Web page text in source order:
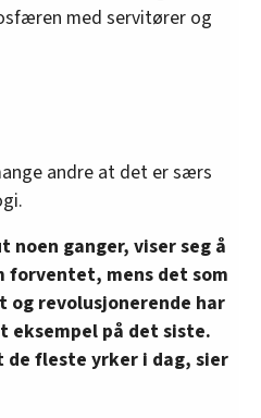
med servitører og
andre at det er særs
noen ganger, viser seg å
forventet, mens det som
revolusjonerende har
på det siste.
de fleste yrker i dag, sier